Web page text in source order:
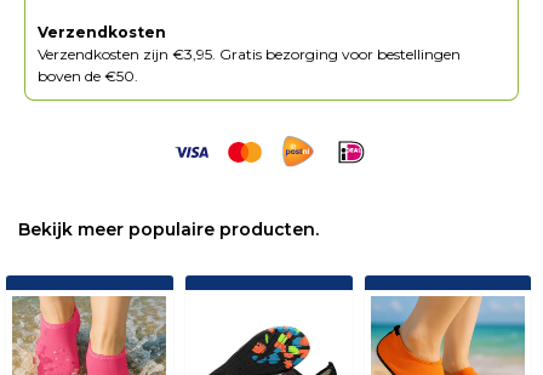
Verzendkosten
Verzendkosten zijn €3,95. Gratis bezorging voor bestellingen
boven de €50.
Bekijk meer populaire producten.